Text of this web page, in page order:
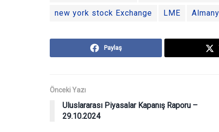
new york stock Exchange LME
Paylaş
Önceki Yazı
Uluslararası Piyasalar Kapanış Raporu –
29.10.2024